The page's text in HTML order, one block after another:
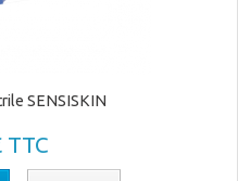
SENSISKIN
TTC